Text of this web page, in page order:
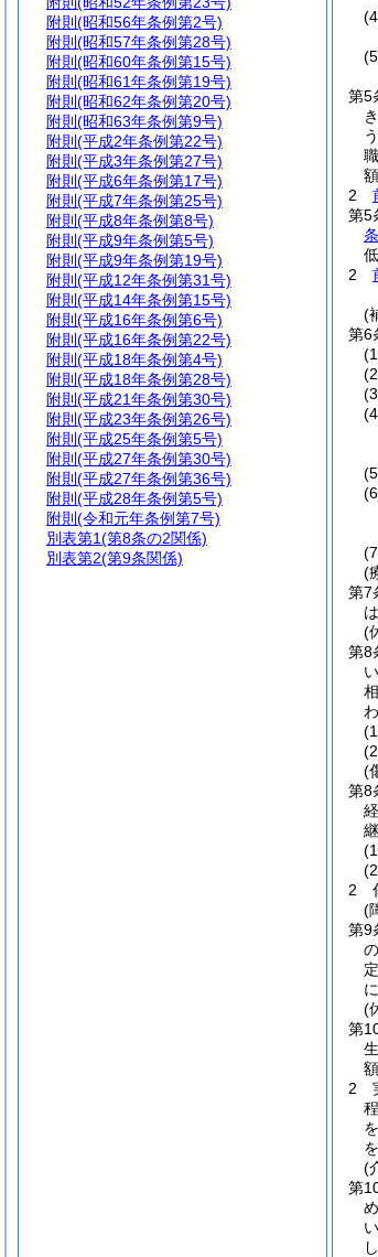
第5
2
第5
条
2
(
第6
(
第7
(
第8
(
第8
2
(
第9
(
第
2
(
第
附則 (昭和56年条例第2号)
附則 (昭和57年条例第28号)
附則 (昭和60年条例第15号)
附則 (昭和61年条例第19号)
附則 (昭和62年条例第20号)
附則 (昭和63年条例第9号)
附則 (平成2年条例第22号)
附則 (平成3年条例第27号)
附則 (平成6年条例第17号)
附則 (平成7年条例第25号)
附則 (平成8年条例第8号)
附則 (平成9年条例第5号)
附則 (平成9年条例第19号)
附則 (平成12年条例第31号)
附則 (平成14年条例第15号)
附則 (平成16年条例第6号)
附則 (平成16年条例第22号)
附則 (平成18年条例第4号)
附則 (平成18年条例第28号)
附則 (平成21年条例第30号)
附則 (平成23年条例第26号)
附則 (平成25年条例第5号)
附則 (平成27年条例第30号)
附則 (平成27年条例第36号)
附則 (平成28年条例第5号)
附則 (令和元年条例第7号)
別表第1(第8条の2関係)
別表第2(第9条関係)